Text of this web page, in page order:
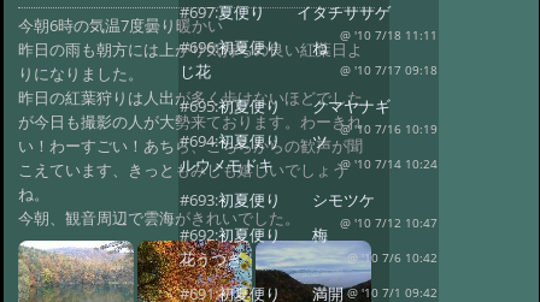
今朝6時の気温7度曇り暖かい
昨日の雨も朝方には上がり気持ちの良い紅葉日よ
りになりました。
昨日の紅葉狩りは人出が多く歩けないほどでした
が今日も撮影の人が大勢来ております。わーきれ
い！わーすごい！あちら、こちらからの歓声が聞
こえています、きっともみじも嬉しいでしょう
ね。
今朝、観音周辺で雲海がきれいでした。
#697:夏便り イタチササゲ
@ '10 7/18 11:11
#696:初夏便り ね
じ花
@ '10 7/17 09:18
#695:初夏便り クマヤナギ
@ '10 7/16 10:19
#694:初夏便り ツ
ルウメモドキ
@ '10 7/14 10:24
#693:初夏便り シモツケ
@ '10 7/12 10:47
#692:初夏便り 梅
花うつぎ
@ '10 7/6 10:42
#691:初夏便り 満開@ '10 7/1 09:42